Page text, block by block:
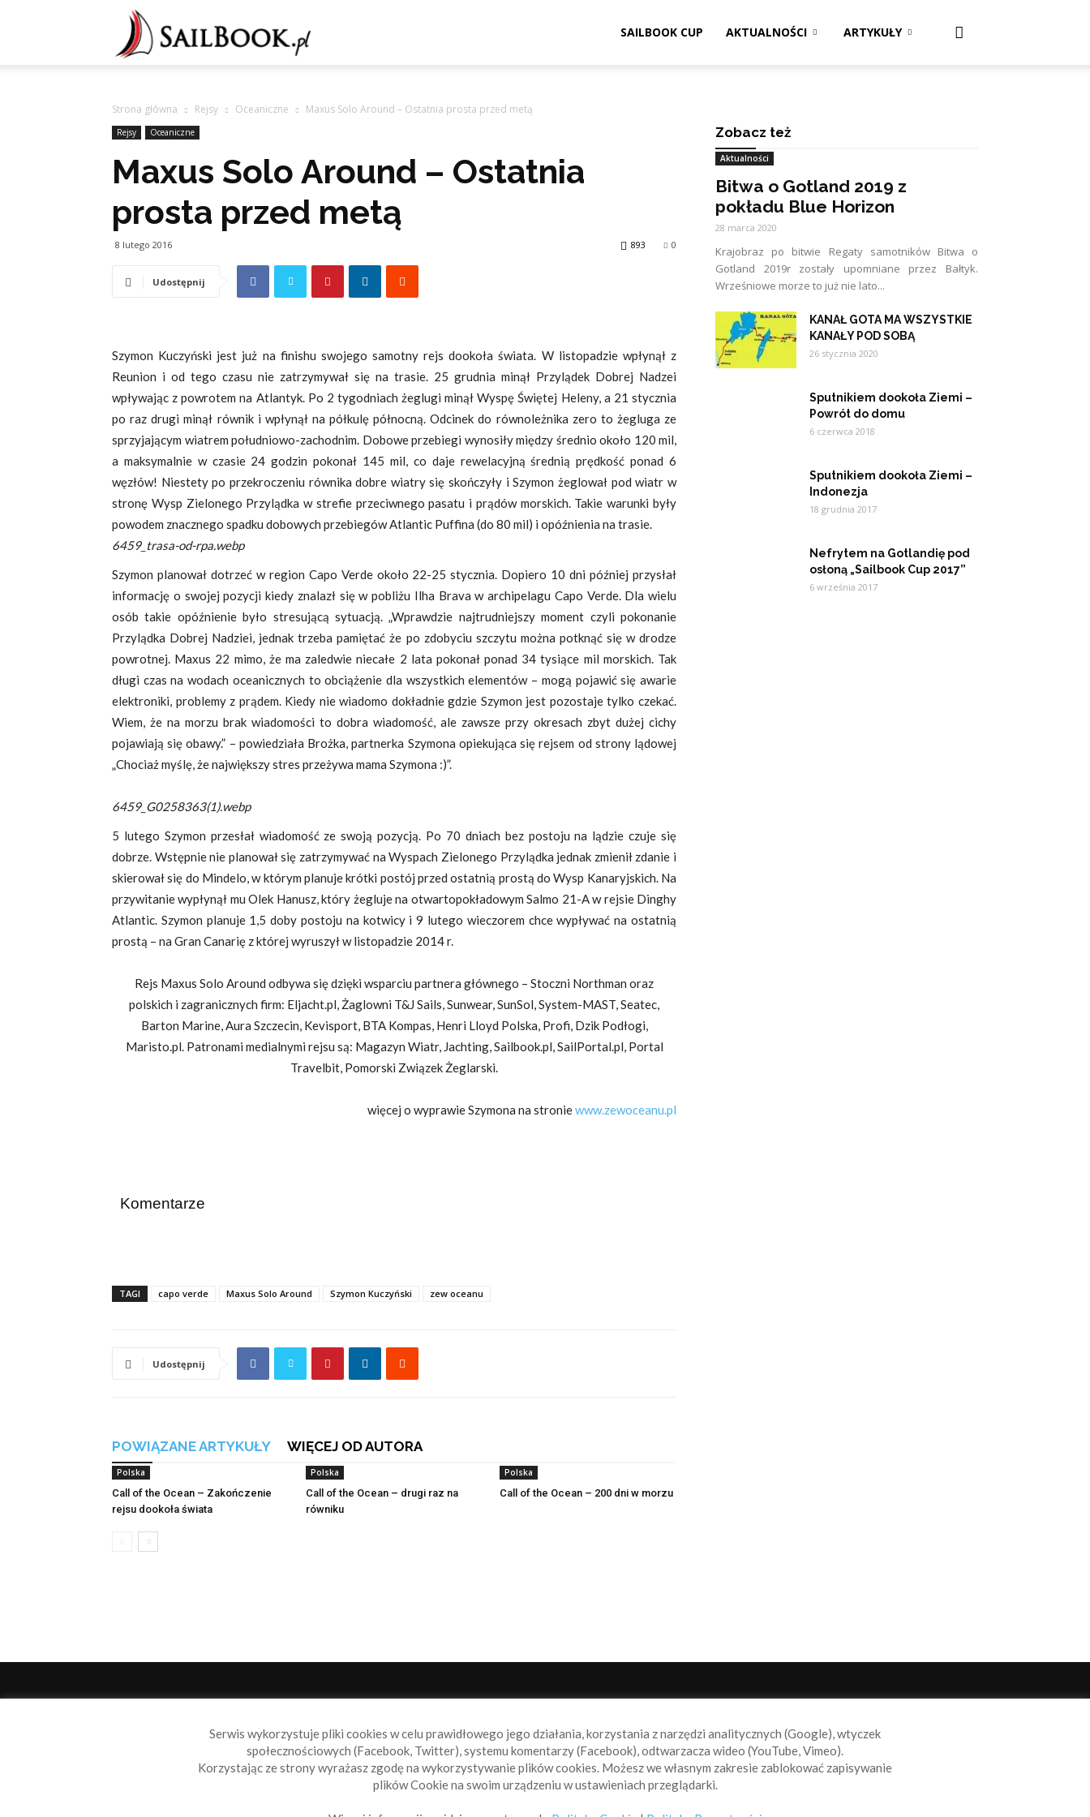
SAILBOOK CUP AKTUALNOŚCI ARTYKUŁY
Strona główna Rejsy Oceaniczne Maxus Solo Around – Ostatnia prosta przed metą
Rejsy Oceaniczne
Maxus Solo Around – Ostatnia
prosta przed metą
8 lutego 2016 0
893
Udostępnij
Szymon Kuczyński jest już na finishu swojego samotny rejs dookoła świata. W listopadzie wpłynął z
Reunion i od tego czasu nie zatrzymywał się na trasie. 25 grudnia minął Przylądek Dobrej Nadzei
wpływając z powrotem na Atlantyk. Po 2 tygodniach żeglugi minął Wyspę Świętej Heleny, a 21 stycznia
po raz drugi minął równik i wpłynął na półkulę północną. Odcinek do równoleżnika zero to żegluga ze
sprzyjającym wiatrem południowo-zachodnim. Dobowe przebiegi wynosiły między średnio około 120 mil,
a maksymalnie w czasie 24 godzin pokonał 145 mil, co daje rewelacyjną średnią prędkość ponad 6
węzłów! Niestety po przekroczeniu równika dobre wiatry się skończyły i Szymon żeglował pod wiatr w
stronę Wysp Zielonego Przylądka w strefie przeciwnego pasatu i prądów morskich. Takie warunki były
powodem znacznego spadku dobowych przebiegów Atlantic Puffina (do 80 mil) i opóźnienia na trasie.
6459_trasa-od-rpa.webp
Szymon planował dotrzeć w region Capo Verde około 22-25 stycznia. Dopiero 10 dni później przysłał
informację o swojej pozycji kiedy znalazł się w pobliżu Ilha Brava w archipelagu Capo Verde. Dla wielu
osób takie opóźnienie było stresującą sytuacją. „Wprawdzie najtrudniejszy moment czyli pokonanie
Przylądka Dobrej Nadziei, jednak trzeba pamiętać że po zdobyciu szczytu można potknąć się w drodze
powrotnej. Maxus 22 mimo, że ma zaledwie niecałe 2 lata pokonał ponad 34 tysiące mil morskich. Tak
długi czas na wodach oceanicznych to obciążenie dla wszystkich elementów – mogą pojawić się awarie
elektroniki, problemy z prądem. Kiedy nie wiadomo dokładnie gdzie Szymon jest pozostaje tylko czekać.
Wiem, że na morzu brak wiadomości to dobra wiadomość, ale zawsze przy okresach zbyt dużej cichy
pojawiają się obawy.” – powiedziała Brożka, partnerka Szymona opiekująca się rejsem od strony lądowej
„Chociaż myślę, że największy stres przeżywa mama Szymona :)”.
6459_G0258363(1).webp
5 lutego Szymon przesłał wiadomość ze swoją pozycją. Po 70 dniach bez postoju na lądzie czuje się
dobrze. Wstępnie nie planował się zatrzymywać na Wyspach Zielonego Przylądka jednak zmienił zdanie i
skierował się do Mindelo, w którym planuje krótki postój przed ostatnią prostą do Wysp Kanaryjskich. Na
przywitanie wypłynął mu Olek Hanusz, który żegluje na otwartopokładowym Salmo 21-A w rejsie Dinghy
Atlantic. Szymon planuje 1,5 doby postoju na kotwicy i 9 lutego wieczorem chce wypływać na ostatnią
prostą – na Gran Canarię z której wyruszył w listopadzie 2014 r.
Rejs Maxus Solo Around odbywa się dzięki wsparciu partnera głównego – Stoczni Northman oraz
polskich i zagranicznych firm: Eljacht.pl, Żaglowni T&J Sails, Sunwear, SunSol, System-MAST, Seatec,
Barton Marine, Aura Szczecin, Kevisport, BTA Kompas, Henri Lloyd Polska, Profi, Dzik Podłogi,
Maristo.pl. Patronami medialnymi rejsu są: Magazyn Wiatr, Jachting, Sailbook.pl, SailPortal.pl, Portal
Travelbit, Pomorski Związek Żeglarski.
więcej o wyprawie Szymona na stroniewww.zewoceanu.pl
Komentarze
TAGI capo verde Maxus Solo Around Szymon Kuczyński zew oceanu
Udostępnij
POWIĄZANE ARTYKUŁY WIĘCEJ OD AUTORA
Polska
Call of the Ocean – Zakończenie
rejsu dookoła świata
Polska
Call of the Ocean – drugi raz na
równiku
Polska
Call of the Ocean – 200 dni w morzu
Zobacz też
Aktualności
Bitwa o Gotland 2019 z
pokładu Blue Horizon
28 marca 2020
Krajobraz po bitwie Regaty samotników Bitwa o
Gotland 2019r zostały upomniane przez Bałtyk.
Wrześniowe morze to już nie lato...
KANAŁ GOTA MA WSZYSTKIE
KANAŁY POD SOBĄ
26 stycznia 2020
Sputnikiem dookoła Ziemi –
Powrót do domu
6 czerwca 2018
Sputnikiem dookoła Ziemi –
Indonezja
18 grudnia 2017
Nefrytem na Gotlandię pod
osłoną „Sailbook Cup 2017”
6 września 2017
Sailbook.pl to miejsce dla wszystkich, którzy szukają aktualnych
wiadomości ze świata żeglarstwa, świata motorowodniactwa i
nie tylko.
Serwis wykorzystuje pliki cookies w celu prawidłowego jego działania, korzystania z narzędzi analitycznych (Google), wtyczek
społecznościowych (Facebook, Twitter), systemu komentarzy (Facebook), odtwarzacza wideo (YouTube, Vimeo).
Korzystając ze strony wyrażasz zgodę na wykorzystywanie plików cookies. Możesz we własnym zakresie zablokować zapisywanie
plików Cookie na swoim urządzeniu w ustawieniach przeglądarki.